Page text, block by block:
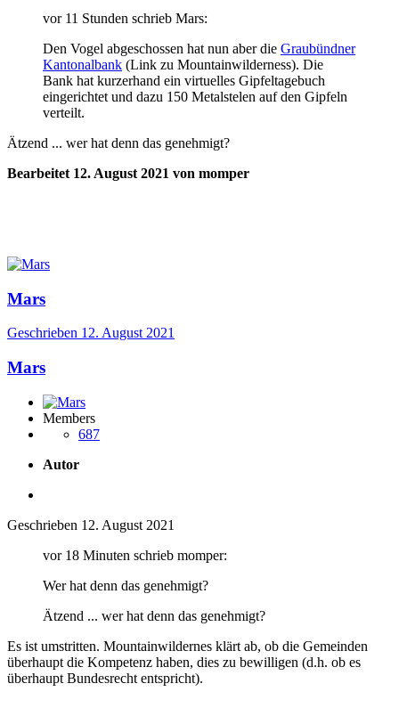
vor 11 Stunden schrieb Mars:
Den Vogel abgeschossen hat nun aber die Graubündner
Kantonalbank (Link zu Mountainwilderness). Die
Bank hat kurzerhand ein virtuelles Gipfeltagebuch
eingerichtet und dazu 150 Metalstelen auf den Gipfeln
verteilt.
Ätzend ... wer hat denn das genehmigt?
Bearbeitet 12. August 2021 von momper
Mars
Geschrieben 12. August 2021
Mars
Members
687
Autor
Geschrieben 12. August 2021
vor 18 Minuten schrieb momper:
Wer hat denn das genehmigt?
Ätzend ... wer hat denn das genehmigt?
Es ist umstritten. Mountainwildernes klärt ab, ob die Gemeinden
überhaupt die Kompetenz haben, dies zu bewilligen (d.h. ob es
überhaupt Bundesrecht entspricht).